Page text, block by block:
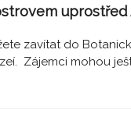
uprostřed
zavítat do
Zájemci mohou